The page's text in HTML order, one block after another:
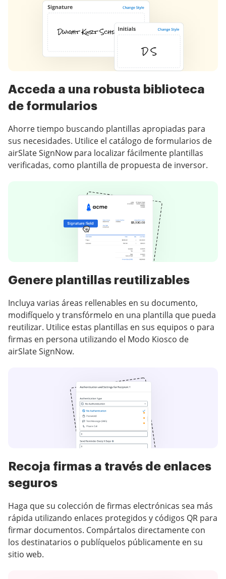
Acceda a una robusta biblioteca
de formularios
Ahorre tiempo buscando plantillas apropiadas para
sus necesidades. Utilice el catálogo de formularios de
airSlate SignNow para localizar fácilmente plantillas
verificadas, como plantilla de propuesta de inversor.
Genere plantillas reutilizables
Incluya varias áreas rellenables en su documento,
modifíquelo y transfórmelo en una plantilla que pueda
reutilizar. Utilice estas plantillas en sus equipos o para
firmas en persona utilizando el Modo Kiosco de
airSlate SignNow.
Recoja firmas a través de enlaces
seguros
Haga que su colección de firmas electrónicas sea más
rápida utilizando enlaces protegidos y códigos QR para
firmar documentos. Compártalos directamente con
los destinatarios o publíquelos públicamente en su
sitio web.